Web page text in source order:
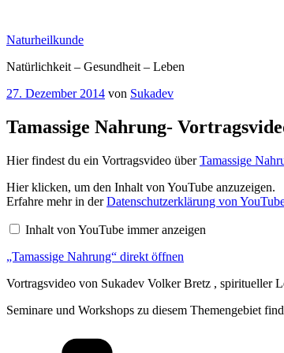
springen
Naturheilkunde
Natürlichkeit – Gesundheit – Leben
Veröffentlicht
27. Dezember 2014 von Sukadev
Tamassige Nahrung-
Hier findest du ein Vortragsvideo überTamassige
„Tamassige
Nahrung“
von
anzeigen
Hier klicken, um den Inhalt von YouTube anzuzeigen.
Erfahre mehr in derDatenschutzerklärung von
Inhalt von YouTube immer anzeigen
„Tamassige Nahrung“ direkt öffnen
Vortragsvideo von Sukadev Volker Bretz , spiritueller
Seminare und Workshops zu diesem Themengebiet